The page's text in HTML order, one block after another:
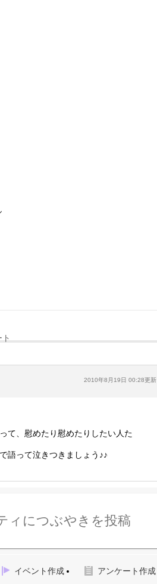
2010年8月19日 00:28更新
て、慰めたり慰めたりしたい人た
語って泣きつきましょう♪♪
ィにつぶやきを投稿
イベント作成 アンケート作成